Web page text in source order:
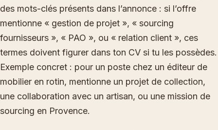
des mots-clés présents dans l’annonce : si l’offre
mentionne « gestion de projet », « sourcing
fournisseurs », « PAO », ou « relation client », ces
termes doivent figurer dans ton CV si tu les possèdes.
Exemple concret : pour un poste chez un éditeur de
mobilier en rotin, mentionne un projet de collection,
une collaboration avec un artisan, ou une mission de
sourcing en Provence.